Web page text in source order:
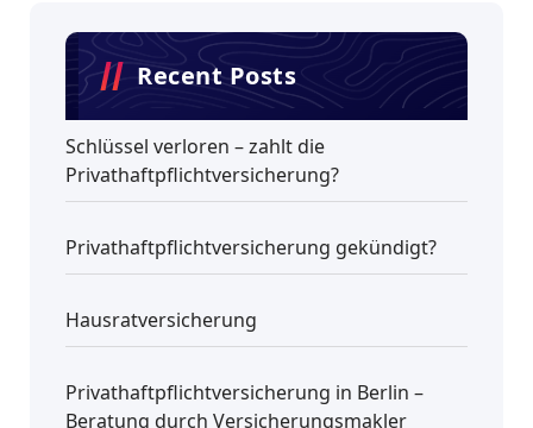
Recent Posts
Schlüssel verloren – zahlt die
Privathaftpflichtversicherung?
Privathaftpflichtversicherung gekündigt?
Hausratversicherung
Privathaftpflichtversicherung in Berlin –
Beratung durch Versicherungsmakler